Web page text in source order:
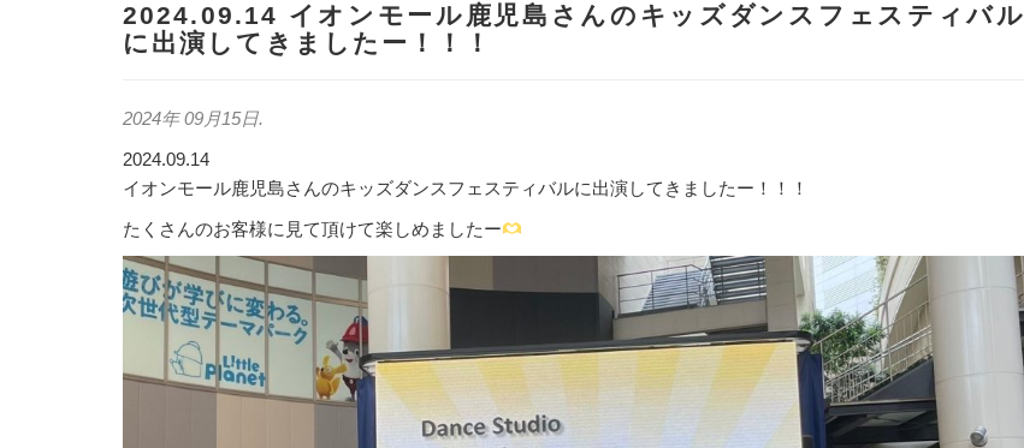
2024.09.14 イオンモール鹿児島さんのキッズダンスフェスティバル
に出演してきましたー！！！
2024年 09月15日.
2024.09.14
イオンモール鹿児島さんのキッズダンスフェスティバルに出演してきましたー！！！
たくさんのお客様に見て頂けて楽しめましたー